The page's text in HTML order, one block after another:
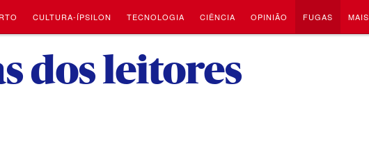
CULTURA-ÍPSILON TECNOLOGIA CIÊNCIA OPINIÃO FUGAS MAIS
dos leitores